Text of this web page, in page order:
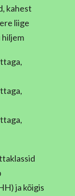
kahest
liige
hiljem
ja kõigis